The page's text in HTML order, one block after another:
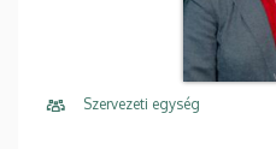
Szervezeti egység